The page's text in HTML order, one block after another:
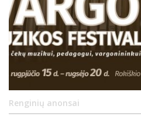
Renginių anonsai